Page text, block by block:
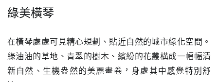
綠美橫琴
在橫琴處處可見精心規劃、貼近自然的城市綠化空間。
綠油油的草地、青翠的樹木、繽紛的花叢構成一幅幅清
新自然、生機盎然的美麗畫卷，身處其中感覺特別舒